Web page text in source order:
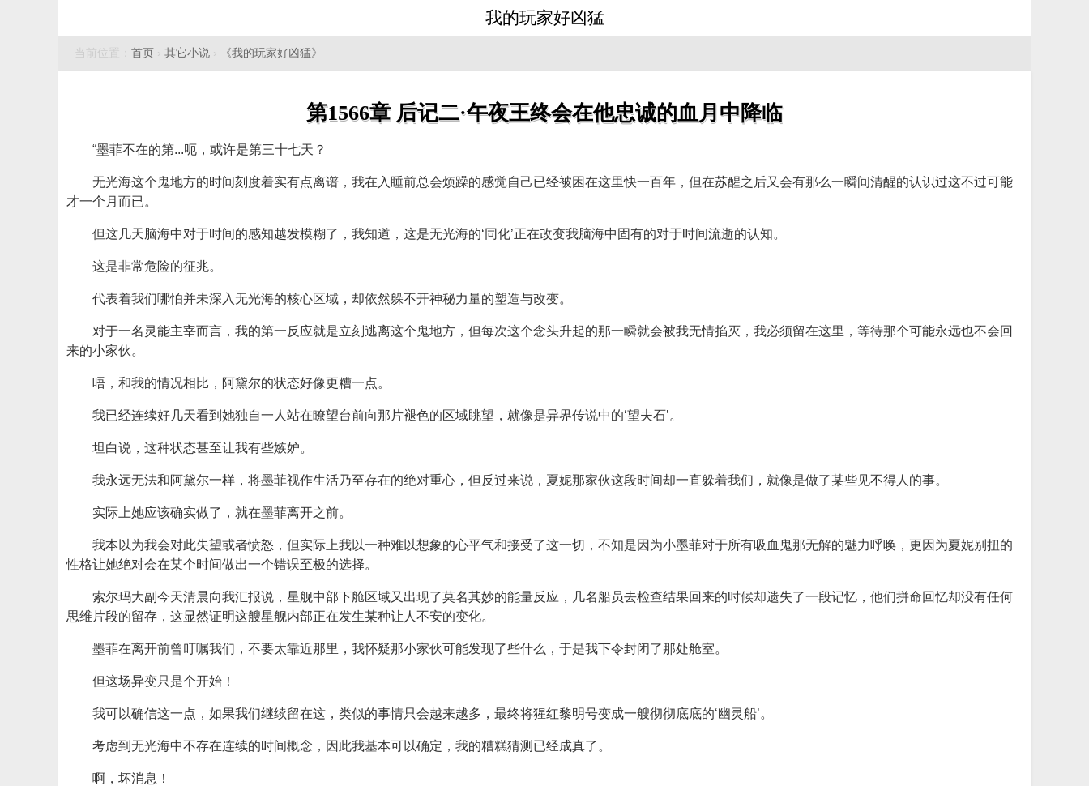
我的玩家好凶猛
当前位置： 首页 › 其它小说 › 《我的玩家好凶猛》
第1566章 后记二·午夜王终会在他忠诚的血月中降临
“墨菲不在的第...呃，或许是第三十七天？
无光海这个鬼地方的时间刻度着实有点离谱，我在入睡前总会烦躁的感觉自己已经被困在这里快一百年，但在苏醒之后又会有那么一瞬间清醒的认识过这不过可能
才一个月而已。
但这几天脑海中对于时间的感知越发模糊了，我知道，这是无光海的‘同化’正在改变我脑海中固有的对于时间流逝的认知。
这是非常危险的征兆。
代表着我们哪怕并未深入无光海的核心区域，却依然躲不开神秘力量的塑造与改变。
对于一名灵能主宰而言，我的第一反应就是立刻逃离这个鬼地方，但每次这个念头升起的那一瞬就会被我无情掐灭，我必须留在这里，等待那个可能永远也不会回
来的小家伙。
唔，和我的情况相比，阿黛尔的状态好像更糟一点。
我已经连续好几天看到她独自一人站在瞭望台前向那片褪色的区域眺望，就像是异界传说中的‘望夫石’。
坦白说，这种状态甚至让我有些嫉妒。
我永远无法和阿黛尔一样，将墨菲视作生活乃至存在的绝对重心，但反过来说，夏妮那家伙这段时间却一直躲着我们，就像是做了某些见不得人的事。
实际上她应该确实做了，就在墨菲离开之前。
我本以为我会对此失望或者愤怒，但实际上我以一种难以想象的心平气和接受了这一切，不知是因为小墨菲对于所有吸血鬼那无解的魅力呼唤，更因为夏妮别扭的
性格让她绝对会在某个时间做出一个错误至极的选择。
索尔玛大副今天清晨向我汇报说，星舰中部下舱区域又出现了莫名其妙的能量反应，几名船员去检查结果回来的时候却遗失了一段记忆，他们拼命回忆却没有任何
思维片段的留存，这显然证明这艘星舰内部正在发生某种让人不安的变化。
墨菲在离开前曾叮嘱我们，不要太靠近那里，我怀疑那小家伙可能发现了些什么，于是我下令封闭了那处舱室。
但这场异变只是个开始！
我可以确信这一点，如果我们继续留在这，类似的事情只会越来越多，最终将猩红黎明号变成一艘彻彻底底的‘幽灵船’。
考虑到无光海中不存在连续的时间概念，因此我基本可以确定，我的糟糕猜测已经成真了。
啊，坏消息！